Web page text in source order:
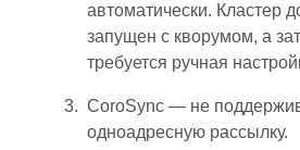
автоматически. Кластер
запущен с кворумом, а
требуется ручная
CoroSync — не
одноадресную рассылку.